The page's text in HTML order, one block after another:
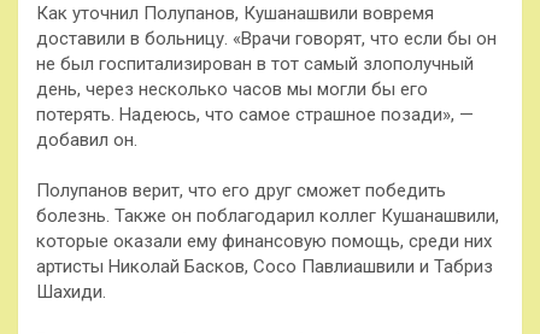
Как уточнил Полупанов, Кушанашвили вовремя
доставили в больницу. «Врачи говорят, что если бы он
не был госпитализирован в тот самый злополучный
день, через несколько часов мы могли бы его
потерять. Надеюсь, что самое страшное позади», —
добавил он.
Полупанов верит, что его друг сможет победить
болезнь. Также он поблагодарил коллег Кушанашвили,
которые оказали ему финансовую помощь, среди них
артисты Николай Басков, Сосо Павлиашвили и Табриз
Шахиди.